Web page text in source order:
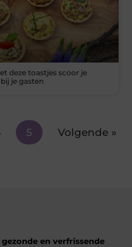
deze toastjes scoor je
je gasten
5 Volgende »
en verfrissende